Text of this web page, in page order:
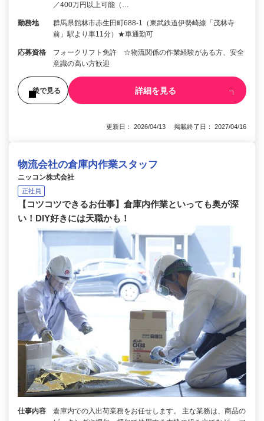
／400万円以上可能（…
勤務地
群馬県館林市赤生田町688-1（東武鉄道伊勢崎線「茂林寺
前」駅より車11分）★車通勤可
応募資格
フォークリフト免許 ☆物流関係の作業経験がある方、安全
意識の高い方歓迎
後で見る 詳細を見る
更新日： 2026/04/13 掲載終了日： 2027/04/16
物流会社の倉庫内作業スタッフ
ニッコン株式会社
正社員
【コツコツできるお仕事】倉庫内作業といっても奥が深
い！DIY好きには天職かも！
仕事内容
倉庫内での入出荷業務をお任せします。 主な業務は、商品の